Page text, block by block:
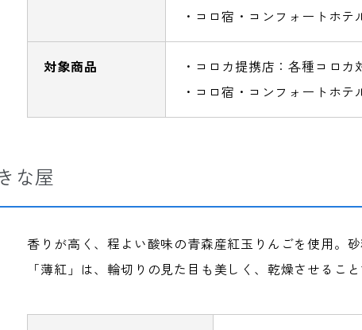
・コロ宿・コンフォートホテ
対象商品
・コロカ提携店：各種コロカ
・コロ宿・コンフォートホ
な屋
香りが高く、程よい酸味の青森産紅玉りんごを使用。
「薄紅」は、輪切りの見た目も美しく、乾燥させるこ